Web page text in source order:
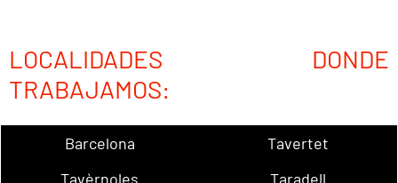
LOCALIDADES DONDE
TRABAJAMOS:
Barcelona
Tavertet
Tavèrnoles
Taradell